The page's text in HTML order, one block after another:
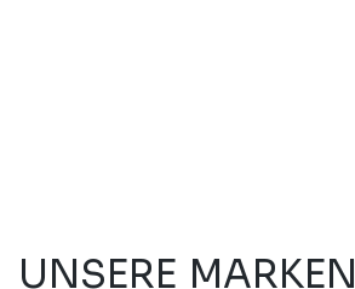
UNSERE MARKEN